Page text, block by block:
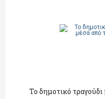
Το δημοτικό τραγούδι